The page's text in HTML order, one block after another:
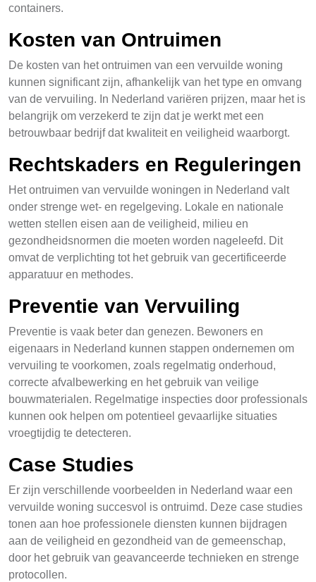
containers.
Kosten van Ontruimen
De kosten van het ontruimen van een vervuilde woning
kunnen significant zijn, afhankelijk van het type en omvang
van de vervuiling. In Nederland variëren prijzen, maar het is
belangrijk om verzekerd te zijn dat je werkt met een
betrouwbaar bedrijf dat kwaliteit en veiligheid waarborgt.
Rechtskaders en Reguleringen
Het ontruimen van vervuilde woningen in Nederland valt
onder strenge wet- en regelgeving. Lokale en nationale
wetten stellen eisen aan de veiligheid, milieu en
gezondheidsnormen die moeten worden nageleefd. Dit
omvat de verplichting tot het gebruik van gecertificeerde
apparatuur en methodes.
Preventie van Vervuiling
Preventie is vaak beter dan genezen. Bewoners en
eigenaars in Nederland kunnen stappen ondernemen om
vervuiling te voorkomen, zoals regelmatig onderhoud,
correcte afvalbewerking en het gebruik van veilige
bouwmaterialen. Regelmatige inspecties door professionals
kunnen ook helpen om potentieel gevaarlijke situaties
vroegtijdig te detecteren.
Case Studies
Er zijn verschillende voorbeelden in Nederland waar een
vervuilde woning succesvol is ontruimd. Deze case studies
tonen aan hoe professionele diensten kunnen bijdragen
aan de veiligheid en gezondheid van de gemeenschap,
door het gebruik van geavanceerde technieken en strenge
protocollen.